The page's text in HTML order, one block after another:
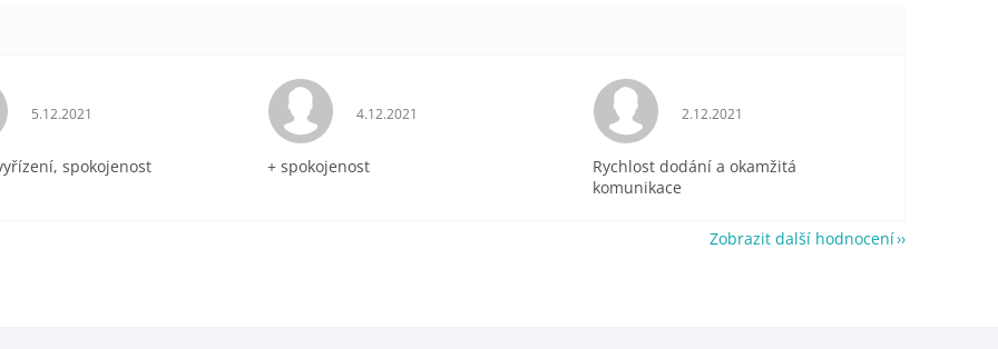
Hodnocení obchodu je 5 z 5 hvězdiček.
5.12.2021
spokojenost
Hodnocení obchodu je 5 z 5 hvězdiček.
4.12.2021
+ spokojenost
Hodnocení obchodu je 5 z 5 hvězdiček.
2.12.2021
Rychlost dodání a okamžitá
komunikace
Zobrazit další hodnocení